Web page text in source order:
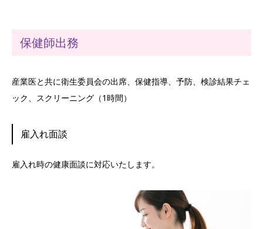
保健師出務
産業医と共に衛生委員会の出席、保健指導、予防、検診結果チェ
ック、スクリーニング（1時間）
雇入れ面談
雇入れ時の健康面談に対応いたします。